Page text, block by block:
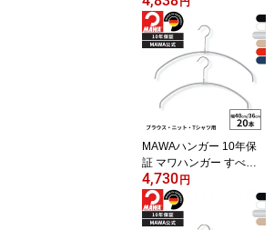
ク 40P 20本セット レデ
ィス メンズ Tシャツ ニッ
トおしゃれ 型崩れ防止
跡がつかない ドイツ 40c
m 公式ブランドストア
MAWAハンガー 10年保
証 マワハンガー すべら
ないハンガー エコノミッ
クライト 40PT 36PT 20
本セット レディス メン
4,730 円